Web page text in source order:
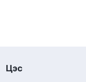
Цэс